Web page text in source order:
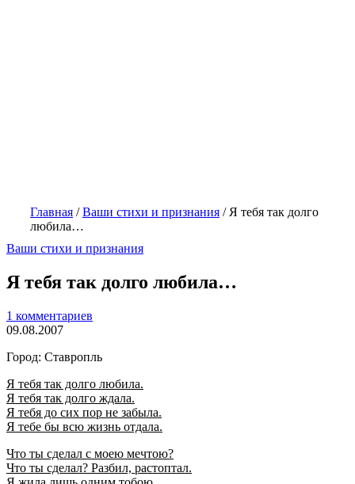
Главная /Ваши стихи и признания / Я тебя так долго
любила…
Ваши стихи и признания
Я тебя так долго любила…
1 комментариев
09.08.2007
Город: Ставропль
Я тебя так долго любила.
Я тебя так долго ждала.
Я тебя до сих пор не забыла.
Я тебе бы всю жизнь отдала.
Что ты сделал с моею мечтою?
Что ты сделал? Разбил, растоптал.